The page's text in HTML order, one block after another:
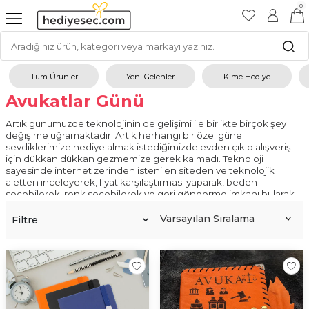
0
Tüm Ürünler Yeni Gelenler Kime Hediye
Avukatlar Günü
Artık günümüzde teknolojinin de gelişimi ile birlikte birçok şey
değişime uğramaktadır. Artık herhangi bir özel güne
sevdiklerimize hediye almak istediğimizde evden çıkıp alışveriş
için dükkan dükkan gezmemize gerek kalmadı. Teknoloji
sayesinde internet zerinden istenilen siteden ve teknolojik
aletten inceleyerek, fiyat karşılaştırması yaparak, beden
seçebilerek, renk seçebilerek ve geri gönderme imkanı bularak
sitesidir.
Bu özel günlerden biri de avukatlar günüdür. Etrafınızda
tanıdığınız, sevdiğiniz ve bu özel günde hediye almayı
planladığınız kişiler için siteden istediğiniz ürünleri rahatlıkla
seçebilmektesiniz. Avukatlar gününde daha çok hukuku andıran
gözü bağlı
elinde terazi tutan biblolar,farklı süs eşyaları,
Filtre